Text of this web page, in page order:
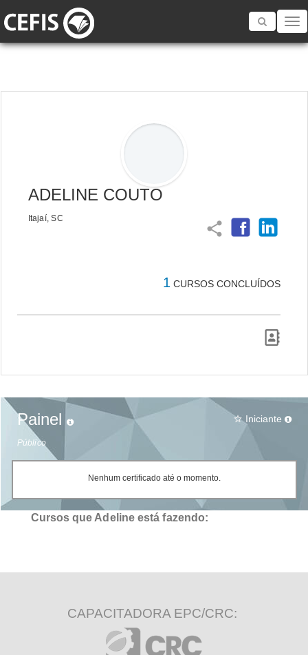
Toggle
ADELINE COUTO
Itajaí, SC
share
1 CURSOS CONCLUÍDOS
Painel
Público
star_border Iniciante
Nenhum certificado até o momento.
Cursos que Adeline está fazendo:
CAPACITADORA EPC/CRC: